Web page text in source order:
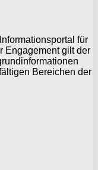
für
Engagement gilt der
Bereichen der